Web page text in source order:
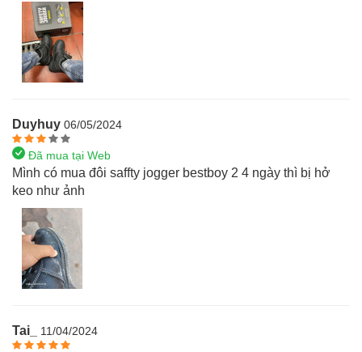
Duyhuy 06/05/2024
Đã mua tại Web
Mình có mua đôi saffty jogger bestboy 2 4 ngày thì bị hở
keo như ảnh
Tai_ 11/04/2024